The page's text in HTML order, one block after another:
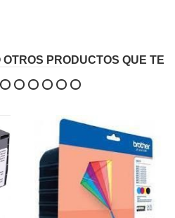
PRODUCTOS QUE TE